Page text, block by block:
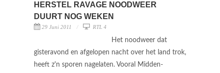
HERSTEL RAVAGE NOODWEER
DUURT NOG WEKEN
29 Juni 2011 RTL 4
Het noodweer dat
gisteravond en afgelopen nacht over het land trok,
heeft z'n sporen nagelaten. Vooral Midden-